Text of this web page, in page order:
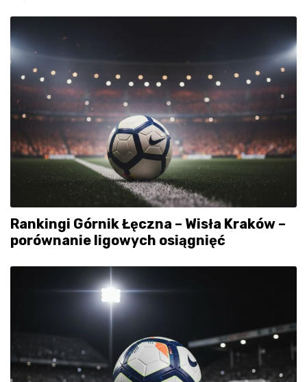
Rankingi Górnik Łęczna – Wisła Kraków –
porównanie ligowych osiągnięć